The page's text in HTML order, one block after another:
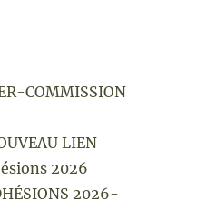
COMMISSION
LIEN
2026
2026-